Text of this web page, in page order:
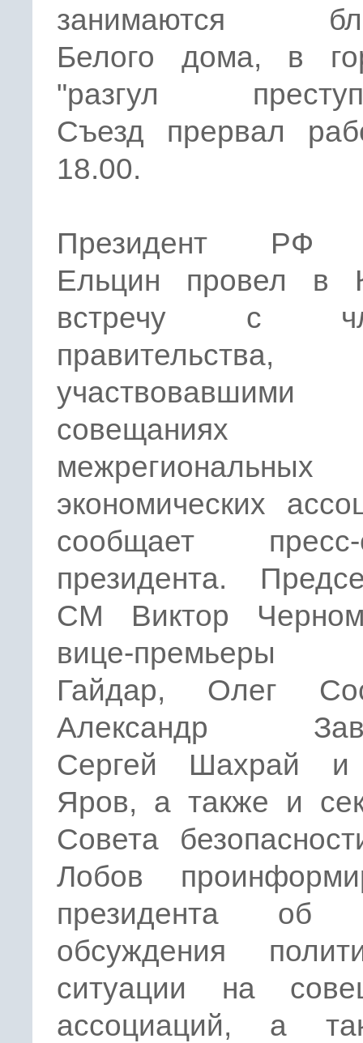
занимаются
Белого дома, в
"разгул
Съезд прервал
18.00.
Президент РФ
Ельцин провел в
встречу с
правительства,
совещаниях
межрегиональных
экономических
сообщает пресс-
президента.
СМ Виктор
вице-
Гайдар, Олег
Александр
Сергей Шахрай
Яров, а также и
Совета
Лобов
президента об
обсуждения
ситуации на
ассоциаций, а